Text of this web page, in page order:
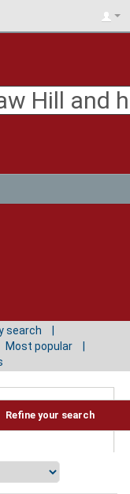
search
Most popular
Refine your search